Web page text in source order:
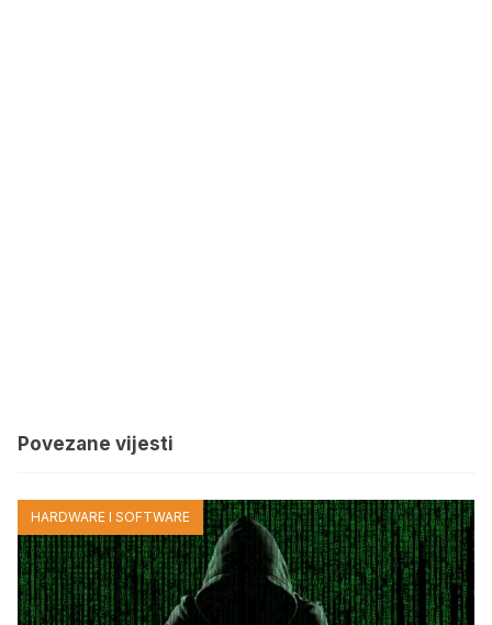
Povezane vijesti
HARDWARE I SOFTWARE